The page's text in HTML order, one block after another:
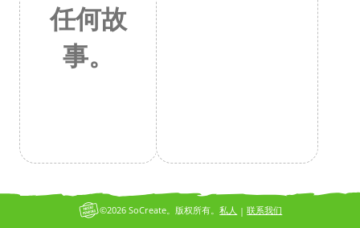
任何故
事。
私人 |联系我们
©2026 SoCreate。版权所有。